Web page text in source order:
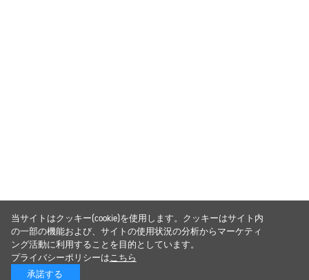
当サイトはクッキー(cookie)を使用します。クッキーはサイト内
の一部の機能および、サイトの使用状況の分析からマーケティ
ング活動に利用することを目的としています。
プライバシーポリシーはこちら
承諾する